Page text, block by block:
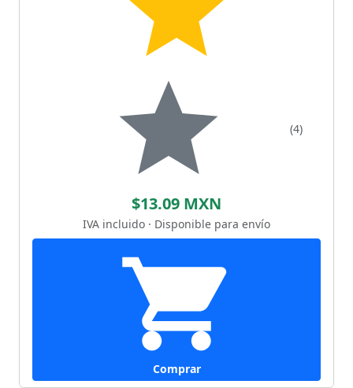
(4)
$13.09 MXN
IVA incluido · Disponible para envío
Comprar